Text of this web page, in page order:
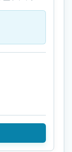
要免許は中